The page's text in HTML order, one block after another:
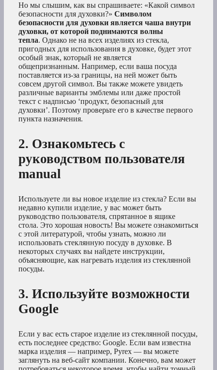
Но мы слышим, как вы спрашиваете: «Какой символ
безопасности для духовки?» Символом
безопасности для духовки является чаша внутри
духовки, от которой поднимаются волны
тепла. Однако не на всех изделиях из стекла,
пригодных для использования в духовке, будет этот
особый знак, который не является
общепризнанным. Например, если ваша посуда
поставляется из-за границы, на ней может быть
совсем другой символ. Вы также можете увидеть
различные варианты эмблемы или даже простой
текст с надписью ‘продукт, безопасный для
духовки’. Поэтому проверьте его в качестве первого
пункта назначения.
2. Ознакомьтесь с
руководством пользователя
manual
Используете ли вы новое изделие из стекла? Если вы
недавно купили изделие, у вас может быть
руководство пользователя, спрятанное в ящике
стола. Это хорошая новость! Вы можете ознакомиться
с этой литературой, чтобы узнать, можно ли
использовать стеклянную посуду в духовке. В
некоторых случаях вы найдете инструкции,
объясняющие, как нагревать изделия из стеклянной
посуды.
3. Используйте возможности
Google
Если у вас есть старое изделие из стеклянной посуды,
есть последнее средство: Google. Если вам известна
марка изделия — например, Pyrex — вы можете
заглянуть на веб-сайт компании. Конечно, вам может